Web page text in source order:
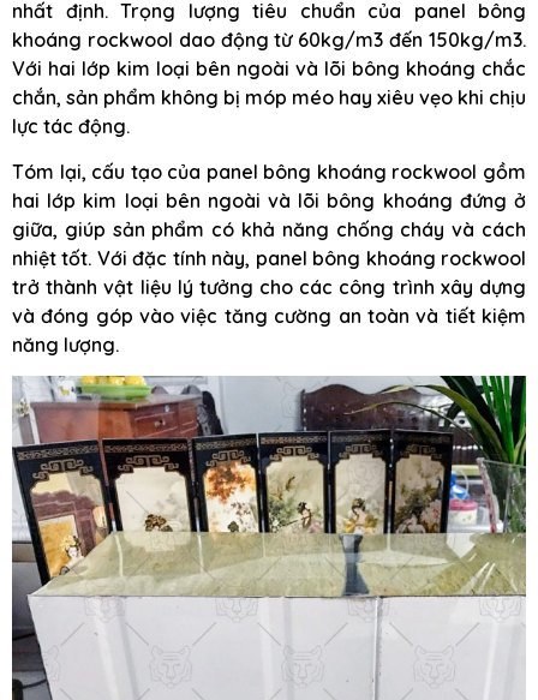
nhất định. Trọng lượng tiêu chuẩn của panel bông
khoáng rockwool dao động từ 60kg/m3 đến 150kg/m3.
Với hai lớp kim loại bên ngoài và lõi bông khoáng chắc
chắn, sản phẩm không bị móp méo hay xiêu vẹo khi chịu
lực tác động.
Tóm lại, cấu tạo của panel bông khoáng rockwool gồm
hai lớp kim loại bên ngoài và lõi bông khoáng đứng ở
giữa, giúp sản phẩm có khả năng chống cháy và cách
nhiệt tốt. Với đặc tính này, panel bông khoáng rockwool
trở thành vật liệu lý tưởng cho các công trình xây dựng
và đóng góp vào việc tăng cường an toàn và tiết kiệm
năng lượng.